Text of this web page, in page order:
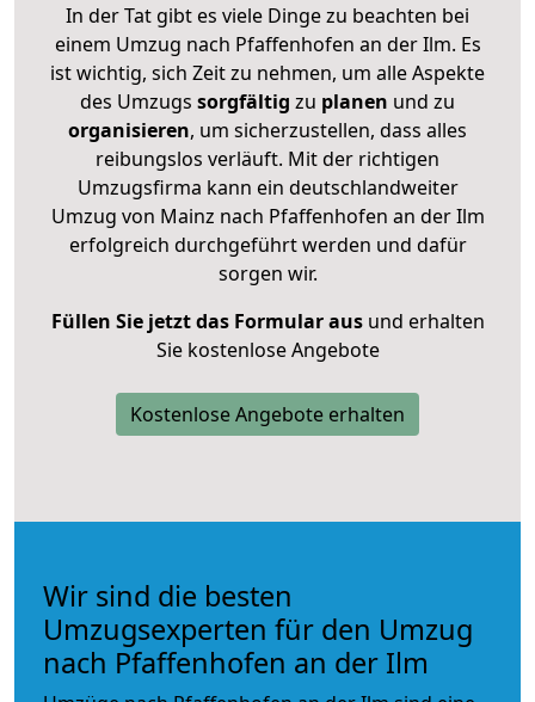
In der Tat gibt es viele Dinge zu beachten bei
einem Umzug nach Pfaffenhofen an der Ilm. Es
ist wichtig, sich Zeit zu nehmen, um alle Aspekte
des Umzugs sorgfältig zu planen und zu
organisieren, um sicherzustellen, dass alles
reibungslos verläuft. Mit der richtigen
Umzugsfirma kann ein deutschlandweiter
Umzug von Mainz nach Pfaffenhofen an der Ilm
erfolgreich durchgeführt werden und dafür
sorgen wir.
Füllen Sie jetzt das Formular ausund erhalten
Sie kostenlose Angebote
Kostenlose Angebote erhalten
Wir sind die besten
Umzugsexperten für den Umzug
nach Pfaffenhofen an der Ilm